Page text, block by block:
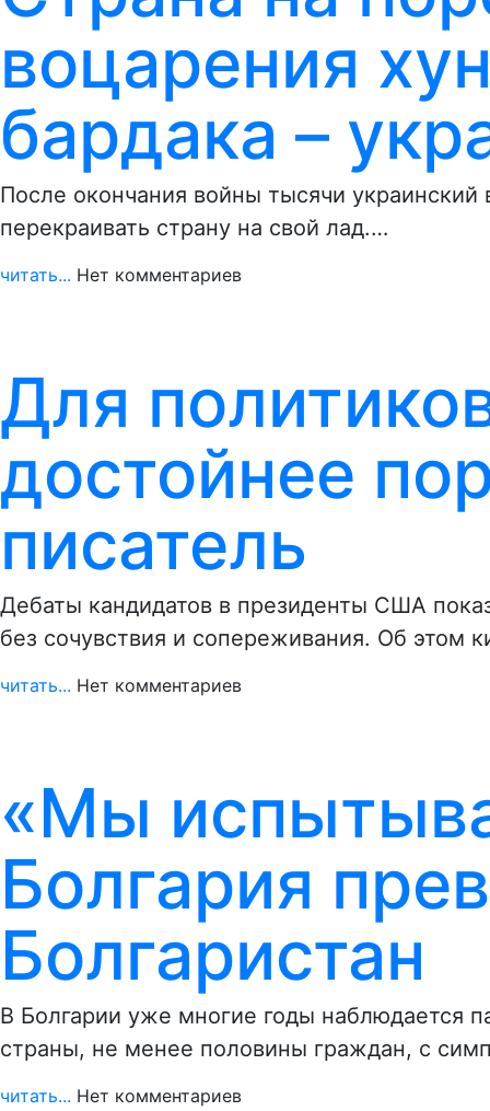
воцарения
бардака –
После окончания войны тысячи
перекраивать страну на свой лад.…
читать... Нет комментариев
Для
достойнее
писатель
Дебаты кандидатов в президенты США
без сочувствия и сопереживания. Об этом
читать... Нет комментариев
«Мы
Болгария
Болгаристан
В Болгарии уже многие годы наблюдается
страны, не менее половины граждан, с
читать... Нет комментариев